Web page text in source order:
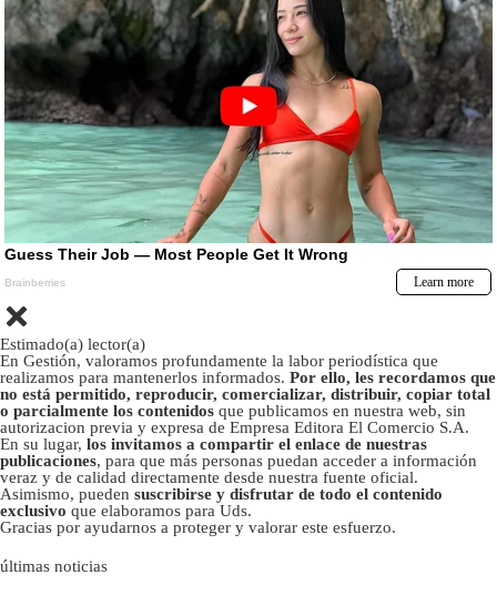
Estimado(a) lector(a)
En Gestión, valoramos profundamente la labor periodística que
realizamos para mantenerlos informados. Por ello, les recordamos que
no está permitido, reproducir, comercializar, distribuir, copiar total
o parcialmente los contenidos que publicamos en nuestra web, sin
autorizacion previa y expresa de Empresa Editora El Comercio S.A.
En su lugar, los invitamos a compartir el enlace de nuestras
publicaciones, para que más personas puedan acceder a información
veraz y de calidad directamente desde nuestra fuente oficial.
Asimismo, pueden suscribirse y disfrutar de todo el contenido
exclusivo que elaboramos para Uds.
Gracias por ayudarnos a proteger y valorar este esfuerzo.
últimas noticias